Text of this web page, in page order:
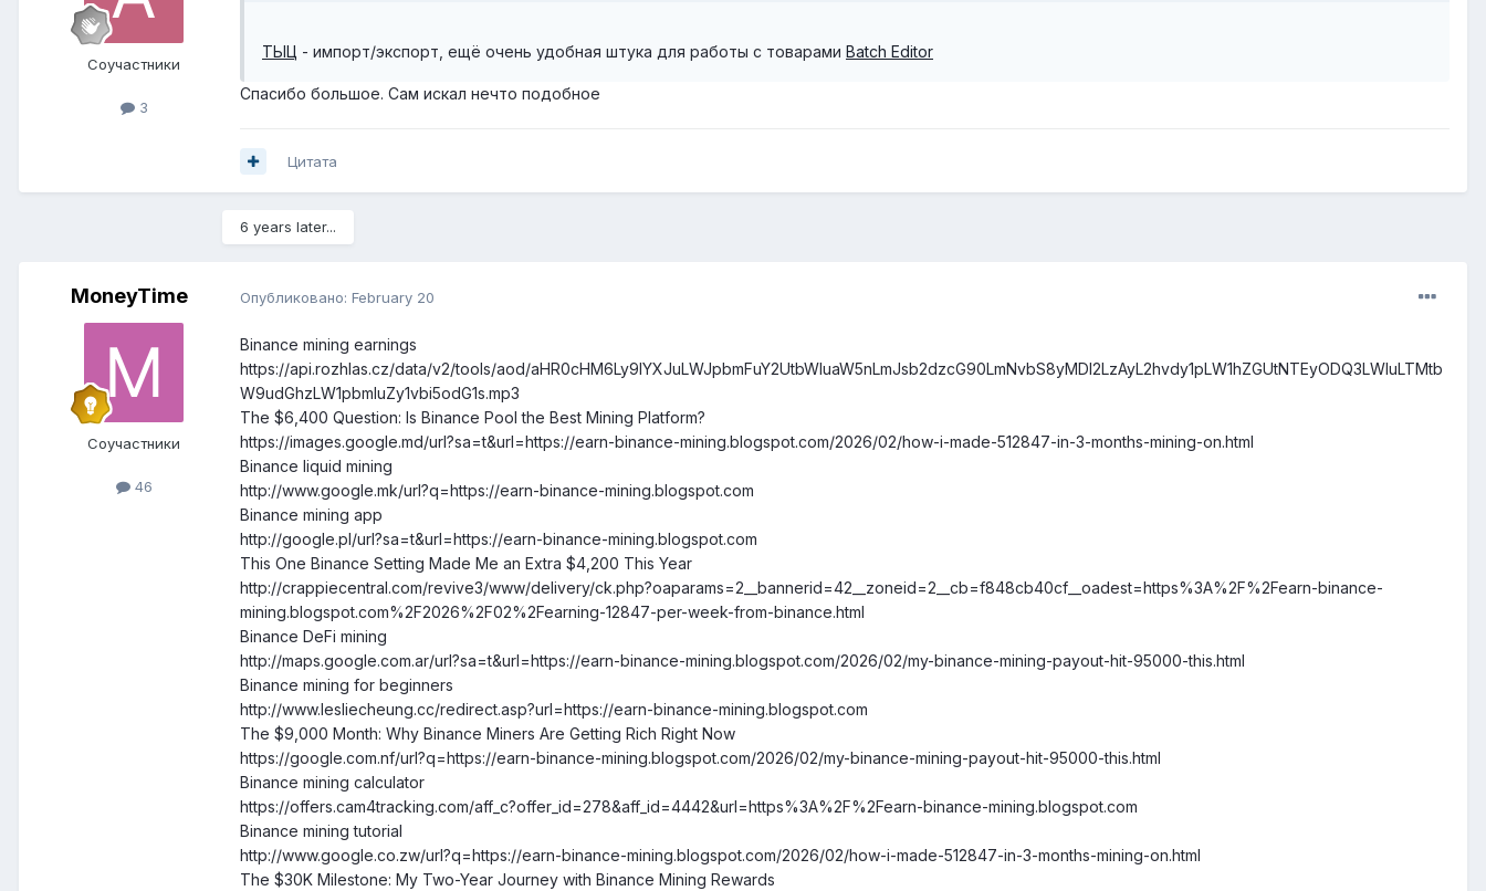
Соучастники
3
ТЫЦ - импорт/экспорт, ещё очень удобная штука для работы с товарами Batch Editor
Спасибо большое. Сам искал нечто подобное
Цитата
6 years later...
MoneyTime
Соучастники
46
Опубликовано: February 20
Binance mining earnings
https://api.rozhlas.cz/data/v2/tools/aod/aHR0cHM6Ly9lYXJuLWJpbmFuY2UtbWluaW5nLmJsb2dzcG90LmNvbS8yMDI2LzAyL2hvdy1pLW1hZGUtNTEyODQ3LWluLTMtb
W9udGhzLW1pbmluZy1vbi5odG1s.mp3
The $6,400 Question: Is Binance Pool the Best Mining Platform?
https://images.google.md/url?sa=t&url=https://earn-binance-mining.blogspot.com/2026/02/how-i-made-512847-in-3-months-mining-on.html
Binance liquid mining
http://www.google.mk/url?q=https://earn-binance-mining.blogspot.com
Binance mining app
http://google.pl/url?sa=t&url=https://earn-binance-mining.blogspot.com
This One Binance Setting Made Me an Extra $4,200 This Year
http://crappiecentral.com/revive3/www/delivery/ck.php?oaparams=2__bannerid=42__zoneid=2__cb=f848cb40cf__oadest=https%3A%2F%2Fearn-binance-
mining.blogspot.com%2F2026%2F02%2Fearning-12847-per-week-from-binance.html
Binance DeFi mining
http://maps.google.com.ar/url?sa=t&url=https://earn-binance-mining.blogspot.com/2026/02/my-binance-mining-payout-hit-95000-this.html
Binance mining for beginners
http://www.lesliecheung.cc/redirect.asp?url=https://earn-binance-mining.blogspot.com
The $9,000 Month: Why Binance Miners Are Getting Rich Right Now
https://google.com.nf/url?q=https://earn-binance-mining.blogspot.com/2026/02/my-binance-mining-payout-hit-95000-this.html
Binance mining calculator
https://offers.cam4tracking.com/aff_c?offer_id=278&aff_id=4442&url=https%3A%2F%2Fearn-binance-mining.blogspot.com
Binance mining tutorial
http://www.google.co.zw/url?q=https://earn-binance-mining.blogspot.com/2026/02/how-i-made-512847-in-3-months-mining-on.html
The $30K Milestone: My Two-Year Journey with Binance Mining Rewards